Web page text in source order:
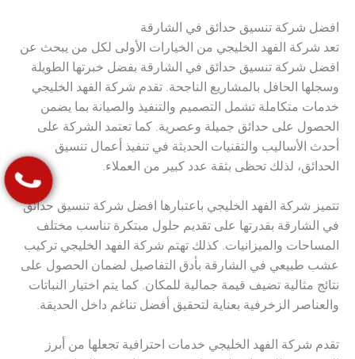
افضل شركة تنسيق حدائق في الشارقة
تعد شركة الفهد الخليجي من الخيارات الأولى لكل من يبحث عن
افضل شركة تنسيق حدائق في الشارقة بفضل خبرتها الطويلة
وسجلها الحافل بالمشاريع الناجحة. تقدم شركة الفهد الخليجي
خدمات متكاملة تشمل التصميم والتنفيذ والصيانة بما يضمن
الحصول على حدائق جميلة وعصرية. كما تعتمد الشركة على
أحدث الأساليب والتقنيات الحديثة في تنفيذ أعمال تنسيق
الحدائق، لذلك تحظى بثقة عدد كبير من العملاء.
تتميز شركة الفهد الخليجي باعتبارها افضل شركة تنسيق حدائق
في الشارقة بقدرتها على تقديم حلول مبتكرة تناسب مختلف
المساحات والميزانيات. كذلك تهتم شركة الفهد الخليجي تركيب
عشب طبيعي في الشارقة بأدق التفاصيل لضمان الحصول على
نتائج مثالية تضيف قيمة جمالية للمكان. كما يتم اختيار النباتات
والعناصر الزخرفية بعناية لتحقيق أفضل تناغم داخل الحديقة.
تقدم شركة الفهد الخليجي خدمات احترافية تجعلها من أبرز